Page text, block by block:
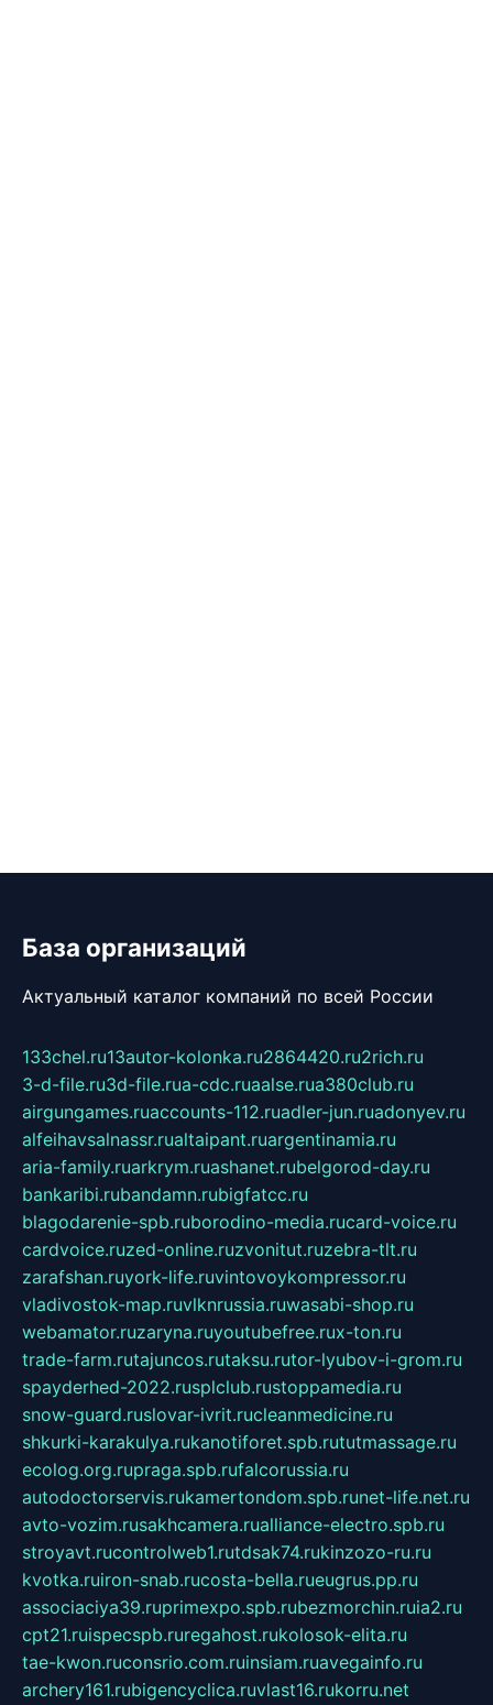
База организаций
Актуальный каталог компаний по всей России
133chel.ru13autor-kolonka.ru2864420.ru2rich.ru
3-d-file.ru3d-file.rua-cdc.ruaalse.rua380club.ru
airgungames.ruaccounts-112.ruadler-jun.ruadonyev.ru
alfeihavsalnassr.rualtaipant.ruargentinamia.ru
aria-family.ruarkrym.ruashanet.rubelgorod-day.ru
bankaribi.rubandamn.rubigfatcc.ru
blagodarenie-spb.ruborodino-media.rucard-voice.ru
cardvoice.ruzed-online.ruzvonitut.ruzebra-tlt.ru
zarafshan.ruyork-life.ruvintovoykompressor.ru
vladivostok-map.ruvlknrussia.ruwasabi-shop.ru
webamator.ruzaryna.ruyoutubefree.rux-ton.ru
trade-farm.rutajuncos.rutaksu.rutor-lyubov-i-grom.ru
spayderhed-2022.rusplclub.rustoppamedia.ru
snow-guard.ruslovar-ivrit.rucleanmedicine.ru
shkurki-karakulya.rukanotiforet.spb.rututmassage.ru
ecolog.org.rupraga.spb.rufalcorussia.ru
autodoctorservis.rukamertondom.spb.runet-life.net.ru
avto-vozim.rusakhcamera.rualliance-electro.spb.ru
stroyavt.rucontrolweb1.rutdsak74.rukinzozo-ru.ru
kvotka.ruiron-snab.rucosta-bella.rueugrus.pp.ru
associaciya39.ruprimexpo.spb.rubezmorchin.ruia2.ru
cpt21.ruispecspb.ruregahost.rukolosok-elita.ru
tae-kwon.ruconsrio.com.ruinsiam.ruavegainfo.ru
archery161.rubigencyclica.ruvlast16.rukorru.net